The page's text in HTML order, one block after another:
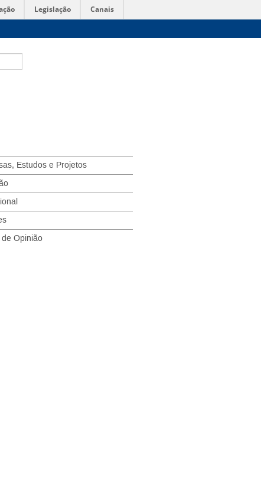
Legislação Canais
Estudos e Projetos
Opinião